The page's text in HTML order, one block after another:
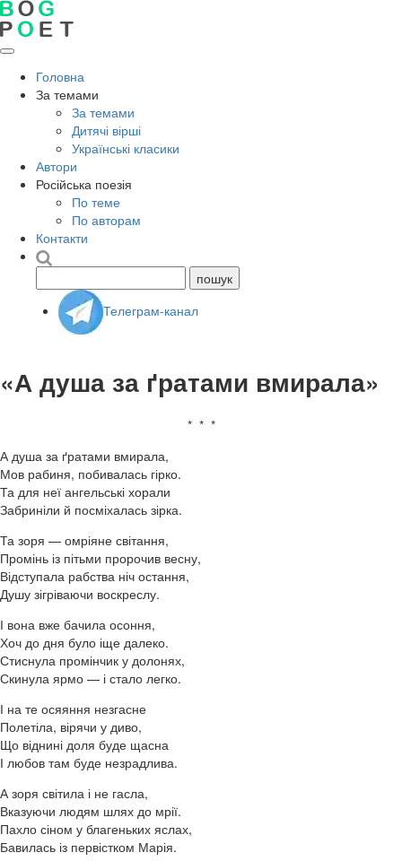
Головна
За темами
За темами
Дитячі вірші
Українські класики
Автори
Російська поезія
По теме
По авторам
Контакти
Телеграм-канал
«А душа за ґратами вмирала»
* * *
А душа за ґратами вмирала,
Мов рабиня, побивалась гірко.
Та для неї ангельські хорали
Забриніли й посміхалась зірка.
Та зоря — омріяне світання,
Промінь із пітьми пророчив весну,
Відступала рабства ніч остання,
Душу зігріваючи воскреслу.
І вона вже бачила осоння,
Хоч до дня було іще далеко.
Стиснула промінчик у долонях,
Скинула ярмо — і стало легко.
І на те осяяння незгасне
Полетіла, вірячи у диво,
Що віднині доля буде щасна
І любов там буде незрадлива.
А зоря світила і не гасла,
Вказуючи людям шлях до мрії.
Пахло сіном у благеньких яслах,
Бавилась із первістком Марія.